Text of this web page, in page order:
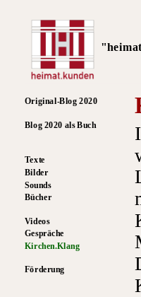
Original-Blog 2020
Blog 2020 als Buch
Texte
Bilder
Sounds
Bücher
Videos
Gespräche
Kirchen.Klang
Förderung